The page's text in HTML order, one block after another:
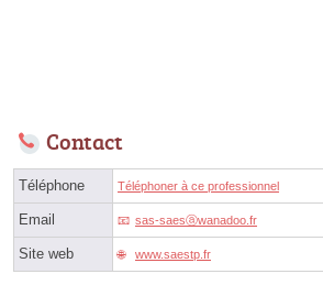
Contact
Téléphone Téléphoner à ce professionnel
Email sas-saesⓐwanadoo.fr
Site web www.saestp.fr